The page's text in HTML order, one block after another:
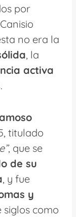
por
no era la
, la
activa
.
titulado
, que se
de su
, y fue
y
siglos como